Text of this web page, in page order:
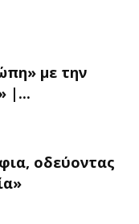
με την
|...
οδεύοντας